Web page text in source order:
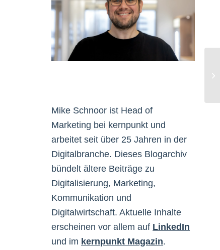
Mike Schnoor ist Head of
Marketing bei kernpunkt und
arbeitet seit über 25 Jahren in der
Digitalbranche. Dieses Blogarchiv
bündelt ältere Beiträge zu
Digitalisierung, Marketing,
Kommunikation und
Digitalwirtschaft. Aktuelle Inhalte
erscheinen vor allem auf LinkedIn
und im kernpunkt Magazin.